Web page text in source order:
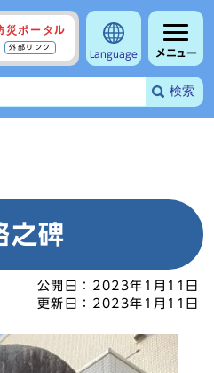
災ポータル
外部リンク
Language メニュー
検索
之碑
公開日： 2023年1月11日
更新日： 2023年1月11日